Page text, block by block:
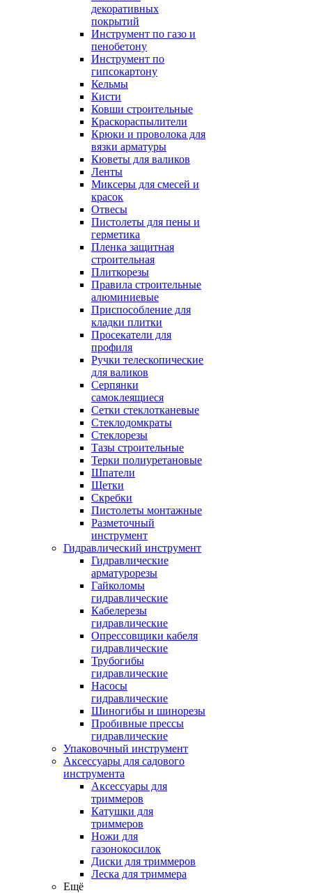
декоративных
покрытий
Инструмент по газо и
пенобетону
Инструмент по
гипсокартону
Кельмы
Кисти
Ковши строительные
Краскораспылители
Крюки и проволока для
вязки арматуры
Кюветы для валиков
Ленты
Миксеры для смесей и
красок
Отвесы
Пистолеты для пены и
герметика
Пленка защитная
строительная
Плиткорезы
Правила строительные
алюминиевые
Приспособление для
кладки плитки
Просекатели для
профиля
Ручки телескопические
для валиков
Серпянки
самоклеящиеся
Сетки стеклотканевые
Стеклодомкраты
Стеклорезы
Тазы строительные
Терки полиуретановые
Шпатели
Щетки
Скребки
Пистолеты монтажные
Разметочный
инструмент
Гидравлический инструмент
Гидравлические
арматурорезы
Гайколомы
гидравлические
Кабелерезы
гидравлические
Опрессовщики кабеля
гидравлические
Трубогибы
гидравлические
Насосы
гидравлические
Шиногибы и шинорезы
Пробивные прессы
гидравлические
Упаковочный инструмент
Аксессуары для садового
инструмента
Аксессуары для
триммеров
Катушки для
триммеров
Ножи для
газонокосилок
Диски для триммеров
Леска для триммера
Ещё